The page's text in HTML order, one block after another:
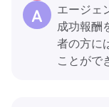
エージェ
成功報酬
者の方に
ことがで